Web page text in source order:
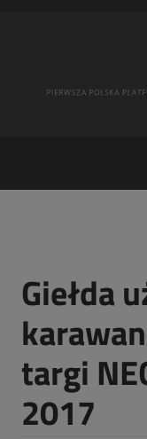
Giełda
targi
2017